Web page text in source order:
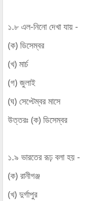
১.৮ এল-নিনো দেখা যায় -
(ক) ডিসেম্বর
(খ) মার্চ
(গ) জুলাই
(ঘ) সেপ্টেম্বর মাসে
উত্তরঃ (ক) ডিসেম্বর
১.৯ ভারতের রূঢ় বলা হয় -
(ক) রানীগঞ্জ
(খ) দুর্গাপুর